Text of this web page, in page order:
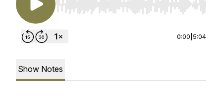
Use Left/Right to seek, Home/End to jump to
0:00 5:04
Show Notes